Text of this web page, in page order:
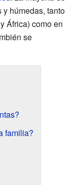
húmedas, tanto
África) como en
se
familia?